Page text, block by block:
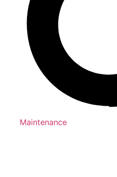
Maintenance